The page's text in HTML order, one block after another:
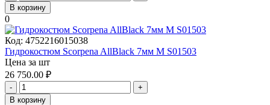
В корзину
0
Код: 4752216015038
Гидрокостюм Scorpena AllBlack 7мм M S01503
Цена за шт
26 750.00 ₽
-
+
В корзину